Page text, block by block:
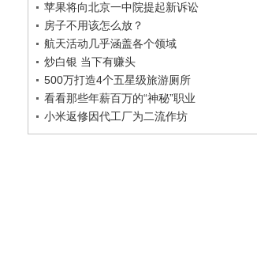
苹果将向北京一中院提起新诉讼
房子不用该怎么放？
航天活动几乎涵盖各个领域
炒白银 当下有赚头
500万打造4个五星级旅游厕所
看看那些年薪百万的“神秘”职业
小米返修因代工厂为二流作坊